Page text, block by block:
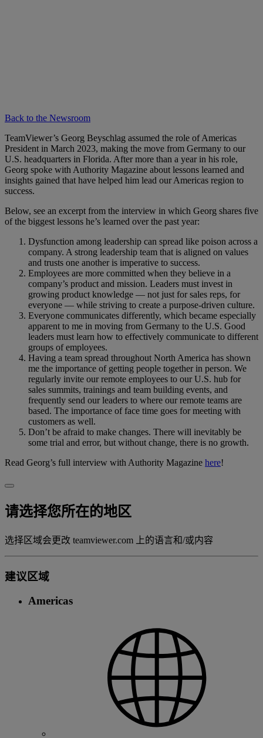
Back to the Newsroom
TeamViewer’s Georg Beyschlag assumed the role of Americas
President in March 2023, making the move from Germany to our
U.S. headquarters in Florida. After more than a year in his role,
Georg spoke with Authority Magazine about lessons learned and
insights gained that have helped him lead our Americas region to
success.
Below, see an excerpt from the interview in which Georg shares five
of the biggest lessons he’s learned over the past year:
Dysfunction among leadership can spread like poison across a
company. A strong leadership team that is aligned on values
and trusts one another is imperative to success.
Employees are more committed when they believe in a
company’s product and mission. Leaders must invest in
growing product knowledge — not just for sales reps, for
everyone — while striving to create a purpose-driven culture.
Everyone communicates differently, which became especially
apparent to me in moving from Germany to the U.S. Good
leaders must learn how to effectively communicate to different
groups of employees.
Having a team spread throughout North America has shown
me the importance of getting people together in person. We
regularly invite our remote employees to our U.S. hub for
sales summits, trainings and team building events, and
frequently send our leaders to where our remote teams are
based. The importance of face time goes for meeting with
customers as well.
Don’t be afraid to make changes. There will inevitably be
some trial and error, but without change, there is no growth.
Read Georg’s full interview with Authority Magazine here!
请选择您所在的地区
选择区域会更改 teamviewer.com 上的语言和/或内容
建议区域
Americas